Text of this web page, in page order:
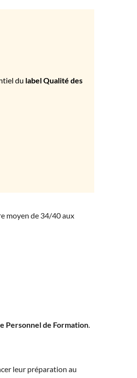
du label Qualité des
moyen de 34/40 aux
Personnel de Formation.
leur préparation au